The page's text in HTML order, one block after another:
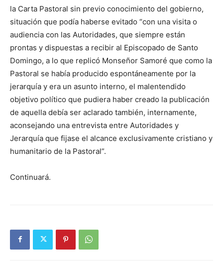
la Carta Pastoral sin previo conocimiento del gobierno,
situación que podía haberse evitado “con una visita o
audiencia con las Autoridades, que siempre están
prontas y dispuestas a recibir al Episcopado de Santo
Domingo, a lo que replicó Monseñor Samoré que como la
Pastoral se había producido espontáneamente por la
jerarquía y era un asunto interno, el malentendido
objetivo político que pudiera haber creado la publicación
de aquella debía ser aclarado también, internamente,
aconsejando una entrevista entre Autoridades y
Jerarquía que fijase el alcance exclusivamente cristiano y
humanitario de la Pastoral”.
Continuará.